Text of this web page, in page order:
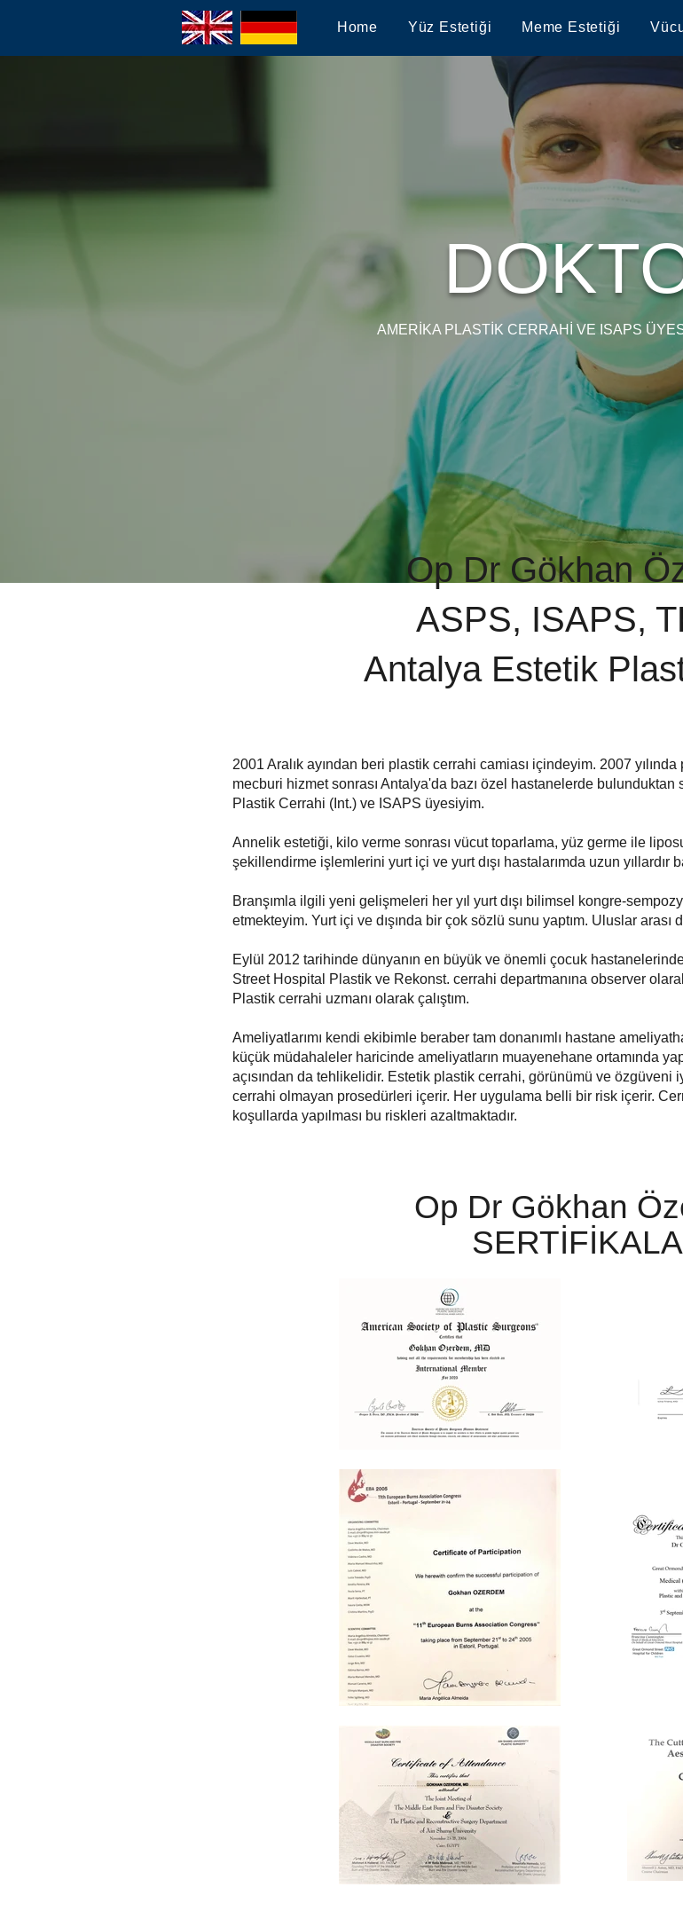
Home Yüz Estetiği Meme Estetiği
AMERİKA PLASTİK CERRAHİ VE ISAPS
Op Dr Gökhan
ASPS, ISAPS,
Antalya Estetik
2001 Aralık ayından beri plastik cerrahi camiası içindeyim. 2007
mecburi hizmet sonrası Antalya'da bazı özel hastanelerde
Plastik Cerrahi (Int.) ve ISAPS üyesiyim.
Annelik estetiği, kilo verme sonrası vücut toparlama, yüz germe ile
şekillendirme işlemlerini yurt içi ve yurt dışı hastalarımda uzun yıllardır
Branşımla ilgili yeni gelişmeleri her yıl yurt dışı bilimsel kongre-
etmekteyim. Yurt içi ve dışında bir çok sözlü sunu yaptım. Uluslar
Eylül 2012 tarihinde dünyanın en büyük ve önemli çocuk
Street Hospital Plastik ve Rekonst. cerrahi departmanına observer
Plastik cerrahi uzmanı olarak çalıştım.
Ameliyatlarımı kendi ekibimle beraber tam donanımlı hastane
küçük müdahaleler haricinde ameliyatların muayenehane ortamında
açısından da tehlikelidir. Estetik plastik cerrahi, görünümü ve
cerrahi olmayan prosedürleri içerir. Her uygulama belli bir risk içerir.
koşullarda yapılması bu riskleri azaltmaktadır.
Op Dr Gökhan